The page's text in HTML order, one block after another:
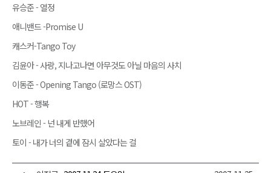
유승준 - 열정
애니밴드 -Promise U
캐스커-Tango Toy
김윤아 - 사랑, 지나고나면 아무것도 아닐 마음의 사치
이동준 - Opening Tango (로망스 OST)
HOT - 행복
노브레인 - 넌 내게 반했어
토이 - 내가 너의 곁에 잠시 살았다는 걸